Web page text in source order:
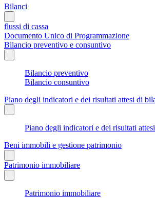
Bilanci
flussi di cassa
Documento Unico di Programmazione
Bilancio preventivo e consuntivo
Bilancio preventivo
Bilancio consuntivo
Piano degli indicatori e dei risultati attesi di
Piano degli indicatori e dei risultati
Beni immobili e gestione patrimonio
Patrimonio immobiliare
Patrimonio immobiliare